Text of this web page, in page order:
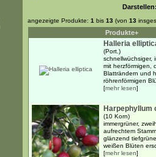
angezeigte Produkte: 1 bis 13 (von 13
Produkte+
Halleria
(Port.)
schnellwüchsiger,
mit herzförmigen,
Blatträndern und
röhrenförmigen
[mehr lesen]
Harpephyllum
(10 Korn)
immergrüner,
aufrechtem
glänzend
weißen Blüten
[mehr lesen]